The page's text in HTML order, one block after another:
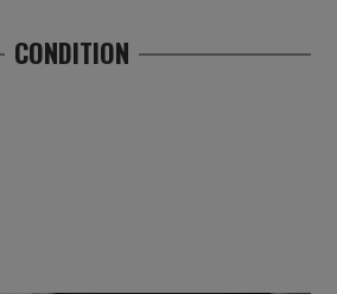
CONDITION